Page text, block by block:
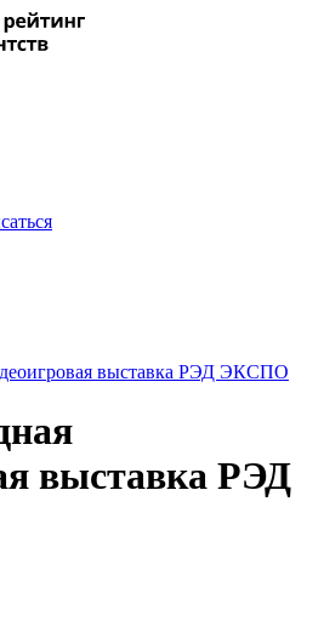
выставка РЭД ЭКСПО
выставка РЭД